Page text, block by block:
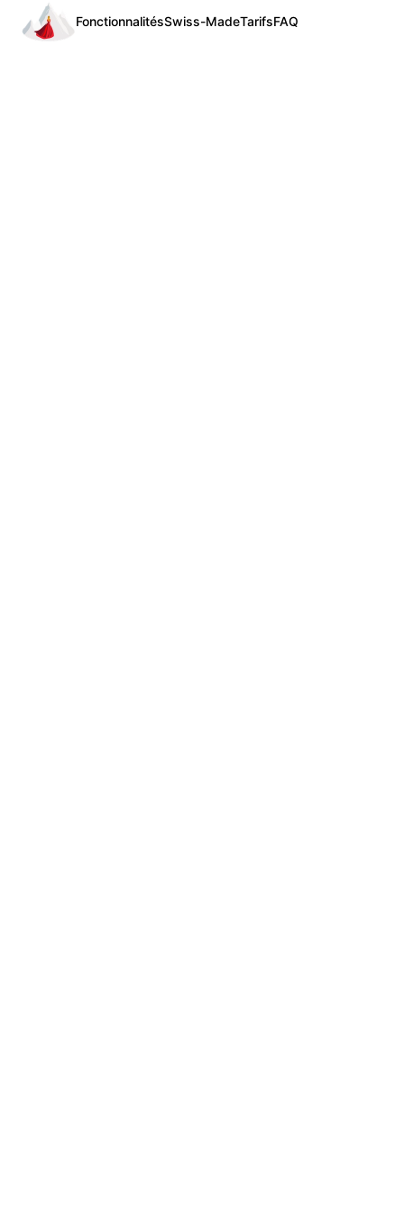
FonctionnalitésSwiss-MadeTarifsFAQ